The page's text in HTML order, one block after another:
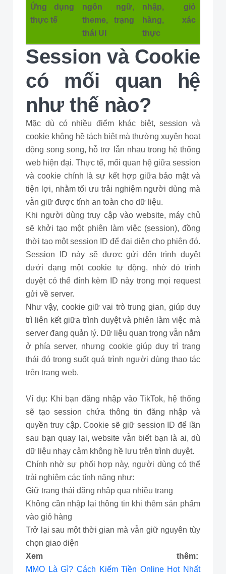
Ứng dụng
thực tế
ngôn ngữ,
theme, trạng
thái UI
nhập, giỏ
hàng, xác
thực
Session và Cookie
có mối quan hệ
như thế nào?
Mặc dù có nhiều điểm khác biệt, session và
cookie không hề tách biệt mà thường xuyên hoạt
động song song, hỗ trợ lẫn nhau trong hệ thống
web hiện đại. Thực tế, mối quan hệ giữa session
và cookie chính là sự kết hợp giữa bảo mật và
tiện lợi, nhằm tối ưu trải nghiệm người dùng mà
vẫn giữ được tính an toàn cho dữ liệu.
Khi người dùng truy cập vào website, máy chủ
sẽ khởi tạo một phiên làm việc (session), đồng
thời tạo một session ID để đại diện cho phiên đó.
Session ID này sẽ được gửi đến trình duyệt
dưới dạng một cookie tự động, nhờ đó trình
duyệt có thể đính kèm ID này trong mọi request
gửi về server.
Như vậy, cookie giữ vai trò trung gian, giúp duy
trì liên kết giữa trình duyệt và phiên làm việc mà
server đang quản lý. Dữ liệu quan trọng vẫn nằm
ở phía server, nhưng cookie giúp duy trì trạng
thái đó trong suốt quá trình người dùng thao tác
trên trang web.
Ví dụ: Khi bạn đăng nhập vào TikTok, hệ thống
sẽ tạo session chứa thông tin đăng nhập và
quyền truy cập. Cookie sẽ giữ session ID để lần
sau bạn quay lại, website vẫn biết bạn là ai, dù
dữ liệu nhạy cảm không hề lưu trên trình duyệt.
Chính nhờ sự phối hợp này, người dùng có thể
trải nghiệm các tính năng như:
Giữ trạng thái đăng nhập qua nhiều trang
Không cần nhập lại thông tin khi thêm sản phẩm
vào giỏ hàng
Trở lại sau một thời gian mà vẫn giữ nguyên tùy
chọn giao diện
Xem thêm:
MMO Là Gì? Cách Kiếm Tiền Online Hot Nhất